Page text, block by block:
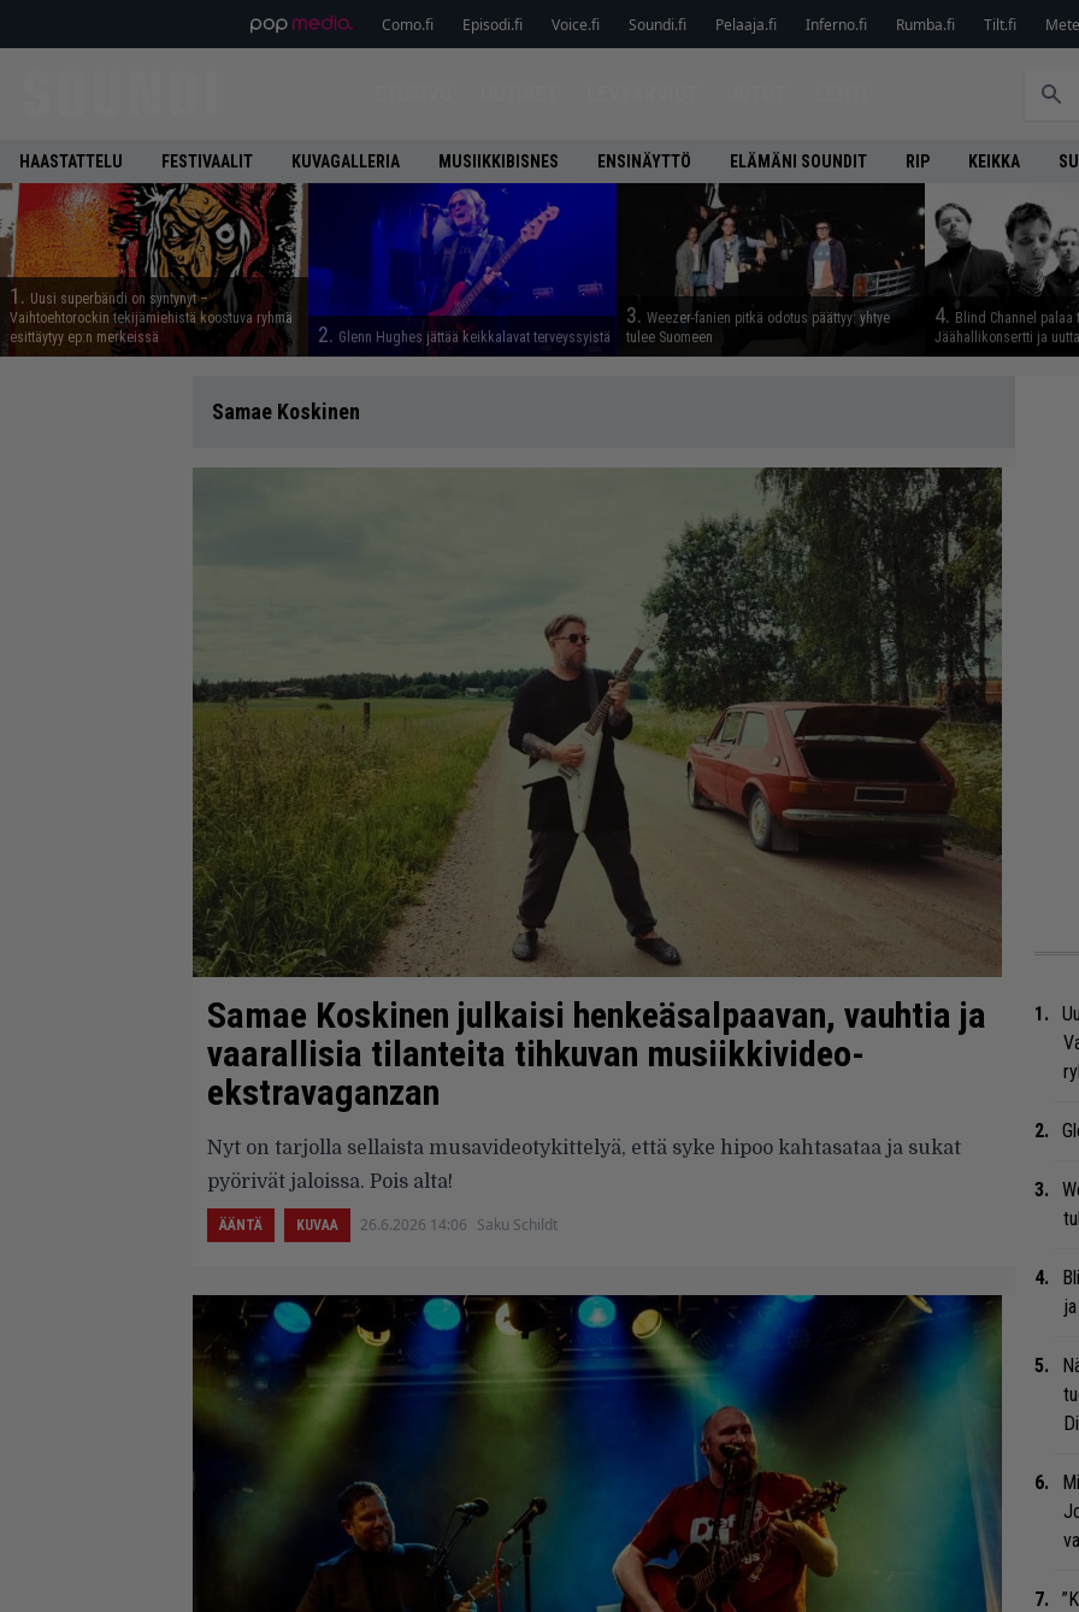
Como.fi Episodi.fi Voice.fi Soundi.fi Pelaaja.fi Inferno.fi Rumba.fi Tilt.fi
HAASTATTELU FESTIVAALIT KUVAGALLERIA MUSIIKKIBISNES ENSINÄYTTÖ ELÄMÄNI SOUNDIT RIP KEIKKA
1. Uusi superbändi on syntynyt –
Vaihtoehtorockin tekijämiehistä koostuva ryhmä
esittäytyy ep:n merkeissä
2. Glenn Hughes jättää keikkalavat terveyssyistä
3. Weezer-fanien pitkä odotus päättyy: yhtye
tulee Suomeen
4. Blind Channel palaa
Jäähallikonsertti ja
Samae Koskinen
Samae Koskinen julkaisi henkeäsalpaavan, vauhtia ja
vaarallisia tilanteita tihkuvan musiikkivideo-
ekstravaganzan
Nyt on tarjolla sellaista musavideotykittelyä, että syke hipoo kahtasataa ja sukat
pyörivät jaloissa. Pois alta!
ÄÄNTÄ KUVAA 26.6.2026 14:06 Saku Schildt